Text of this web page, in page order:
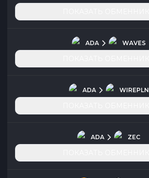
ADA WAVES
ADA WIREPLN
ADA ZEC